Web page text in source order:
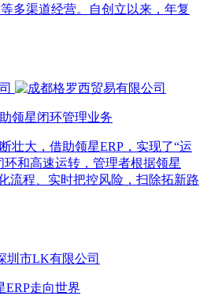
多渠道经营。自创立以来，年复
领星闭环管理业务
壮大，借助领星ERP，实现了“运
和高速运转，管理者根据领星
流程、实时把控风险，扫除拓新路
ERP走向世界